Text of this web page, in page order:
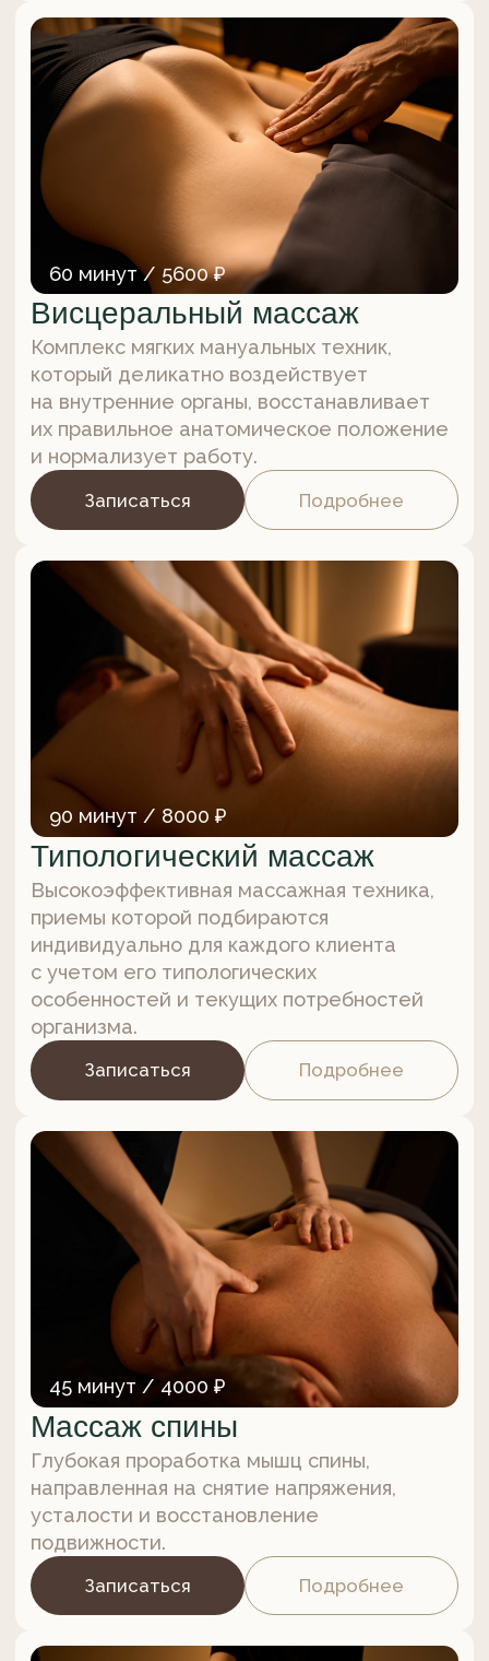
Массаж спины
Глубокая проработка мышц спины,
направленная на снятие напряжения,
усталости и восстановление
подвижности.
Подробнее
Массаж для беременных
Индивидуально подобранный комплекс
расслабляющих и оздоравливающих
массажных техник, направленных
на создание максимального комфорта
и умиротворения не только для мамы,
но и для малыша.
Записаться Подробнее
от 60 минут / от 5600 ₽
Массаж головы и шейно-
воротниковой зоны
Оздоравливающая практика, направленная
на снятие стресса, физической усталости
и напряжения шейно-воротниковой зоны.
45 минут / 4000 ₽
Массаж груди
Комплекс мягких массажных практик
и уходовых процедур восстанавливает
упругость кожи и ее функцию «природного
бюстгальтера», улучшает форму груди
и заметно освежает зону декольте.
Подробнее
60 минут / 6000 ₽
Массажная терапия через
меридианы
на тайских техниках, сочетающая
от 2 часов / от 8400 ₽